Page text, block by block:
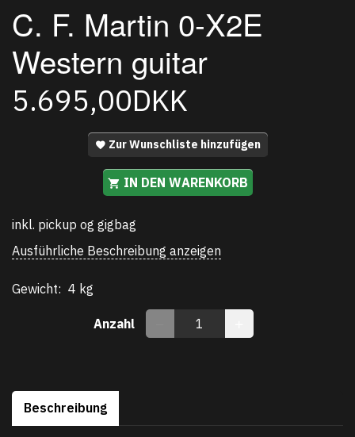
C. F. Martin 0-X2E
Western guitar
5.695,00DKK
Zur Wunschliste hinzufügen
IN DEN WARENKORB
inkl. pickup og gigbag
Ausführliche Beschreibung anzeigen
Gewicht: 4 kg
Anzahl
Beschreibung